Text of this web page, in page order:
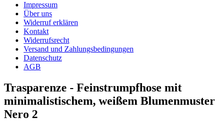
Impressum
Über uns
Widerruf erklären
Kontakt
Widerrufsrecht
Versand und Zahlungsbedingungen
Datenschutz
AGB
Trasparenze - Feinstrumpfhose mit
minimalistischem, weißem Blumenmuster
Nero 2